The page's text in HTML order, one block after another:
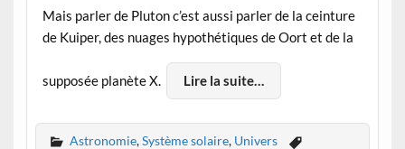
Mais parler de Pluton c’est aussi parler de la ceinture
de Kuiper, des nuages hypothétiques de Oort et de la
supposée planète X. Lire la suite…
Astronomie,Système solaire, Univers